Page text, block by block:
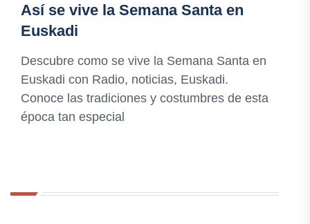
Así se vive la Semana Santa en
Euskadi
Descubre como se vive la Semana Santa en
Euskadi con Radio, noticias, Euskadi.
Conoce las tradiciones y costumbres de esta
época tan especial